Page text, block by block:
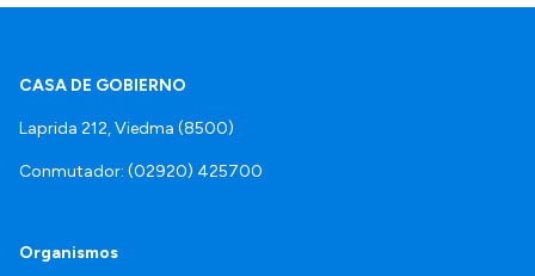
CASA DE GOBIERNO
Laprida 212, Viedma (8500)
Conmutador: (02920) 425700
Organismos